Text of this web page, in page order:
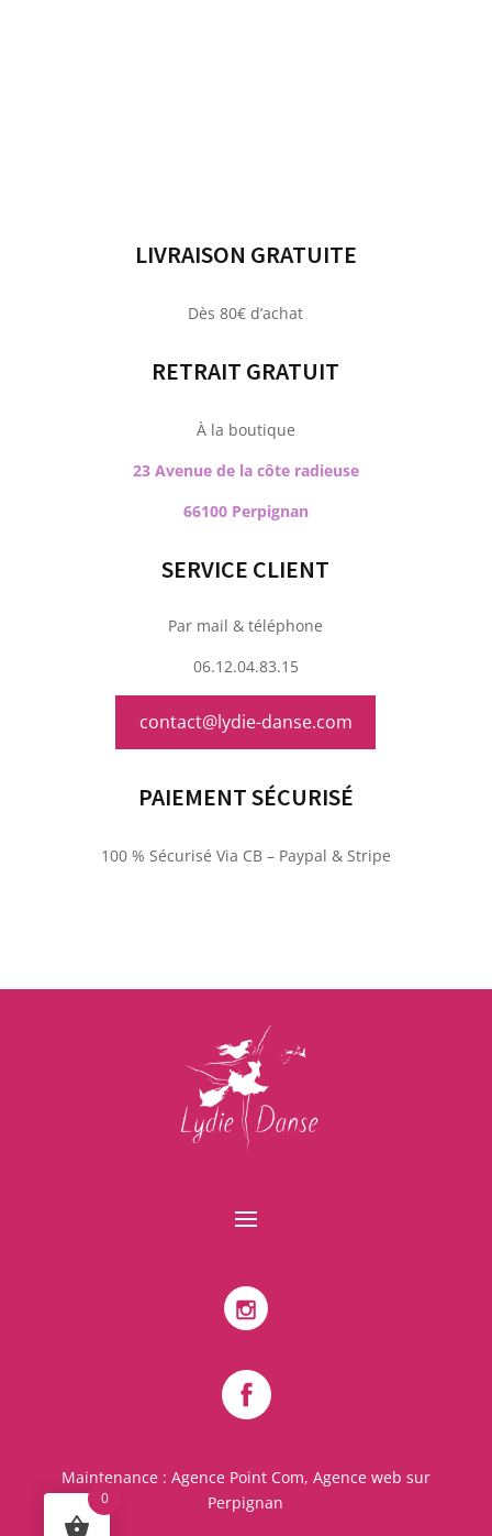
LIVRAISON GRATUITE
Dès 80€ d’achat
RETRAIT GRATUIT
À la boutique
23 Avenue de la côte radieuse
66100 Perpignan
SERVICE CLIENT
Par mail & téléphone
06.12.04.83.15
contact@lydie-danse.com
PAIEMENT SÉCURISÉ
100 % Sécurisé Via CB – Paypal & Stripe
Maintenance : Agence Point Com, Agence web sur
Perpignan
0